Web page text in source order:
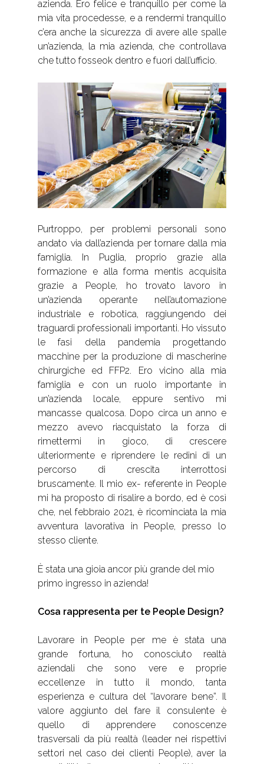
azienda. Ero felice e tranquillo per come la
mia vita procedesse, e a rendermi tranquillo
c’era anche la sicurezza di avere alle spalle
un’azienda, la mia azienda, che controllava
che tutto fosseok dentro e fuori dall’ufficio.
Purtroppo, per problemi personali sono
andato via dall’azienda per tornare dalla mia
famiglia. In Puglia, proprio grazie alla
formazione e alla forma mentis acquisita
grazie a People, ho trovato lavoro in
un’azienda operante nell’automazione
industriale e robotica, raggiungendo dei
traguardi professionali importanti. Ho vissuto
le fasi della pandemia progettando
macchine per la produzione di mascherine
chirurgiche ed FFP2. Ero vicino alla mia
famiglia e con un ruolo importante in
un’azienda locale, eppure sentivo mi
mancasse qualcosa. Dopo circa un anno e
mezzo avevo riacquistato la forza di
rimettermi in gioco, di crescere
ulteriormente e riprendere le redini di un
percorso di crescita interrottosi
bruscamente. Il mio ex- referente in People
mi ha proposto di risalire a bordo, ed è così
che, nel febbraio 2021, è ricominciata la mia
avventura lavorativa in People, presso lo
stesso cliente.
È stata una gioia ancor più grande del mio
primo ingresso in azienda!
Cosa rappresenta per te People Design?
Lavorare in People per me è stata una
grande fortuna, ho conosciuto realtà
aziendali che sono vere e proprie
eccellenze in tutto il mondo, tanta
esperienza e cultura del “lavorare bene”. Il
valore aggiunto del fare il consulente è
quello di apprendere conoscenze
trasversali da più realtà (leader nei rispettivi
settori nel caso dei clienti People), aver la